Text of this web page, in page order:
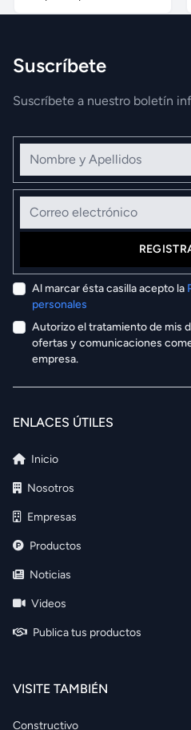
Suscríbete
Suscríbete a nuestro boletín
Nombre y Apellidos
Correo electrónico
Al marcar ésta casilla acepto la
personales
Autorizo el tratamiento de mis
ofertas y comunicaciones
empresa.
ENLACES ÚTILES
Inicio
Nosotros
Empresas
Productos
Noticias
Videos
Publica tus productos
VISITE TAMBIÉN
Constructivo